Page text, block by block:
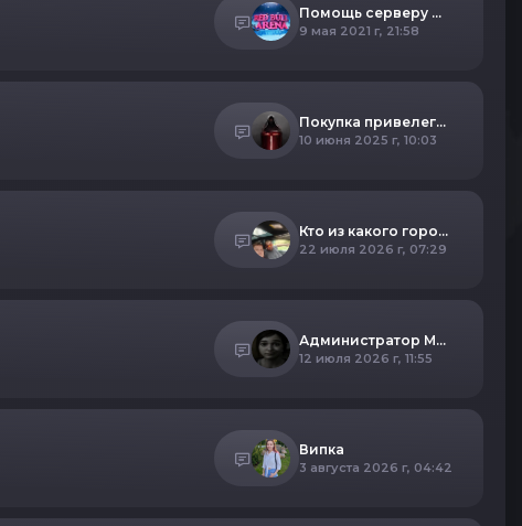
Помощь серверу и история
9 мая 2021 г, 21:58
Покупка привелегии
10 июня 2025 г, 10:03
Кто из какого города?
22 июля 2026 г, 07:29
Администратор MIRONOVA
12 июля 2026 г, 11:55
Випка
3 августа 2026 г, 04:42